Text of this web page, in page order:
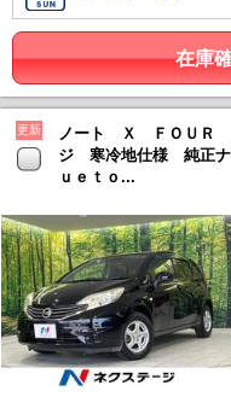
在庫
更新
ノート Ｘ ＦＯＵＲ
ジ 寒冷地仕様 純正
ｕｅｔｏ...